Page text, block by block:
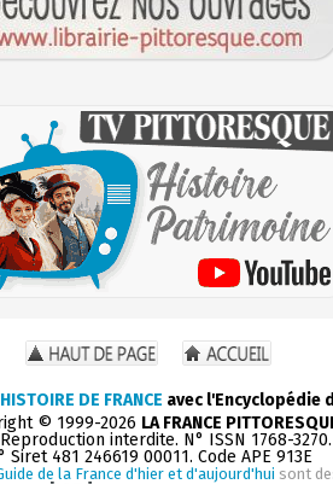
DE FRANCE avec l'Encyclopédie
© 1999-2026 LA FRANCE
interdite. N° ISSN 1768-
Siret 481 246619 00011. Code APE 913E
de la France d'hier et d'aujourd'hui sont